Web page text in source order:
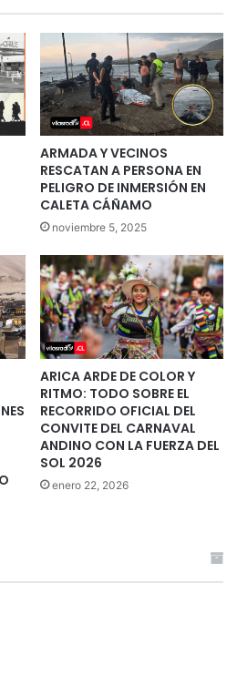
ARMADA Y VECINOS
RESCATAN A PERSONA EN
PELIGRO DE INMERSIÓN EN
CALETA CÁÑAMO
noviembre 5, 2025
ARICA ARDE DE COLOR Y
RITMO: TODO SOBRE EL
RECORRIDO OFICIAL DEL
CONVITE DEL CARNAVAL
ANDINO CON LA FUERZA DEL
SOL 2026
enero 22, 2026